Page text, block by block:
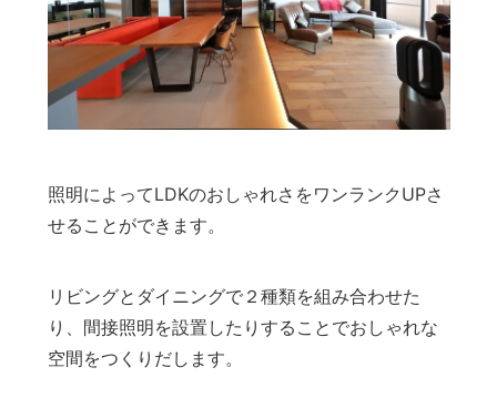
照明によってLDKのおしゃれさをワンランクUPさ
せることができます。
リビングとダイニングで２種類を組み合わせた
り、間接照明を設置したりすることでおしゃれな
空間をつくりだします。